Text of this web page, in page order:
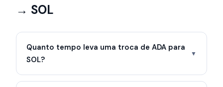
→ SOL
Quanto tempo leva uma troca de ADA para
SOL?
▼